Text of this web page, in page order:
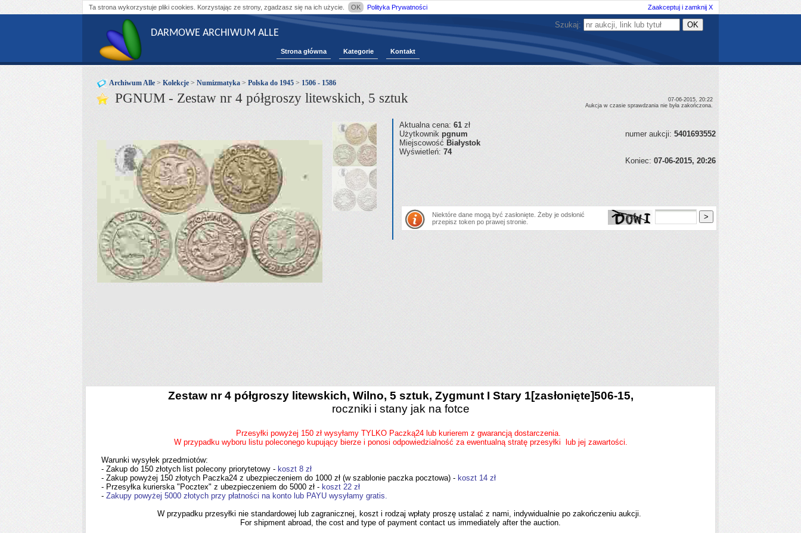
Ta strona wykorzystuje pliki cookies. Korzystając ze strony, zgadzasz się na ich użycie. OK Polityka Prywatności Zaakceptuj i zamknij X
DARMOWE ARCHIWUM ALLE
Strona główna Kategorie Kontakt
Szukaj:
Archiwum Alle > Kolekcje > Numizmatyka > Polska do 1945 > 1506 - 1586
PGNUM - Zestaw nr 4 półgroszy litewskich, 5 sztuk
07-06-2015, 20:22
Aukcja w czasie sprawdzania nie była zakończona.
Aktualna cena: 61 zł
Użytkownik pgnum numer aukcji: 5401693552
Miejscowość Białystok
Wyświetleń: 74
Koniec: 07-06-2015, 20:26
Niektóre dane mogą być zasłonięte. Żeby je odsłonić
przepisz token po prawej stronie.
Zestaw nr 4 półgroszy litewskich, Wilno, 5 sztuk, Zygmunt I Stary 1[zasłonięte]506-15,
roczniki i stany jak na fotce
Przesyłki powyżej 150 zł wysyłamy TYLKO Paczką24 lub kurierem z gwarancją dostarczenia.
W przypadku wyboru listu poleconego kupujący bierze i ponosi odpowiedzialność za ewentualną stratę przesyłki lub jej zawartości.
Warunki wysyłek przedmiotów:
- Zakup do 150 złotych list polecony priorytetowy - koszt 8 zł
- Zakup powyżej 150 złotych Paczka24 z ubezpieczeniem do 1000 zł (w szablonie paczka pocztowa) - koszt 14 zł
- Przesyłka kurierska "Pocztex" z ubezpieczeniem do 5000 zł - koszt 22 zł
- Zakupy powyżej 5000 złotych przy płatności na konto lub PAYU wysyłamy gratis.
W przypadku przesyłki nie standardowej lub zagranicznej, koszt i rodzaj wpłaty proszę ustalać z nami, indywidualnie po zakończeniu aukcji.
For shipment abroad, the cost and type of payment contact us immediately after the auction.